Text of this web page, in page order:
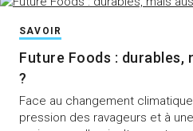
SAVOIR
Future Foods : durables,
?
Face au changement
pression des ravageurs et à